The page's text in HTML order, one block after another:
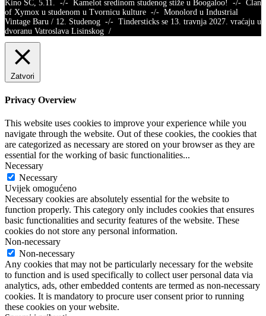
Kino SC, 5.11. -/- Kamelot sredinom studenog stiže u Boogaloo! -/- Clan
of Xymox u studenom u Tvornicu kulture -/- Monolord u Industrial
Vintage Baru / 12. Studenog -/- Tindersticks se 13. travnja 2027. vraćaju u
dvoranu Vatroslava Lisinskog /
Zatvori
Privacy Overview
This website uses cookies to improve your experience while you
navigate through the website. Out of these cookies, the cookies that
are categorized as necessary are stored on your browser as they are
essential for the working of basic functionalities...
Necessary
Necessary
Uvijek omogućeno
Necessary cookies are absolutely essential for the website to
function properly. This category only includes cookies that ensures
basic functionalities and security features of the website. These
cookies do not store any personal information.
Non-necessary
Non-necessary
Any cookies that may not be particularly necessary for the website
to function and is used specifically to collect user personal data via
analytics, ads, other embedded contents are termed as non-necessary
cookies. It is mandatory to procure user consent prior to running
these cookies on your website.